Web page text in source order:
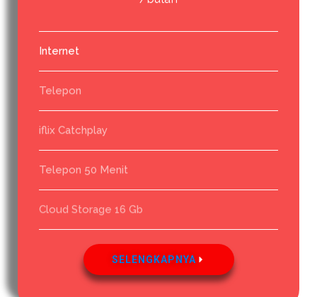
Internet
Telepon
iflix Catchplay
Telepon 50 Menit
Cloud Storage 16 Gb
SELENGKAPNYA